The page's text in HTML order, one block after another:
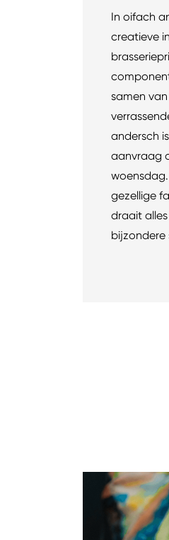
In oifach
creatieve
samen
andersch
aanvraag
gezellige
draait
bijzondere